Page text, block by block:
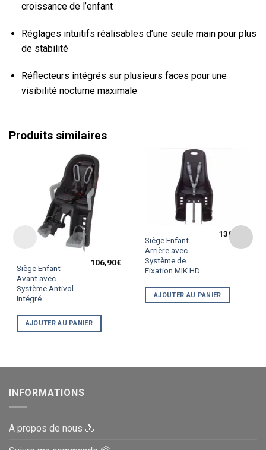
croissance de l’enfant
Réglages intuitifs réalisables d’une seule main pour plus
de stabilité
Réflecteurs intégrés sur plusieurs faces pour une
visibilité nocturne maximale
Produits similaires
Siège Enfant
Avant avec
Système Antivol
Intégré
106,90€
AJOUTER AU PANIER
Siège Enfant
Arrière avec
Système de
Fixation MIK HD
139,90
AJOUTER AU PANIER
INFORMATIONS
A propos de nous 🚴